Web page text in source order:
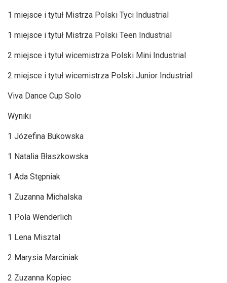
1 miejsce i tytuł Mistrza Polski Tyci Industrial
1 miejsce i tytuł Mistrza Polski Teen Industrial
2 miejsce i tytuł wicemistrza Polski Mini Industrial
2 miejsce i tytuł wicemistrza Polski Junior Industrial
Viva Dance Cup Solo
Wyniki
1 Józefina Bukowska
1 Natalia Błaszkowska
1 Ada Stępniak
1 Zuzanna Michalska
1 Pola Wenderlich
1 Lena Misztal
2 Marysia Marciniak
2 Zuzanna Kopiec